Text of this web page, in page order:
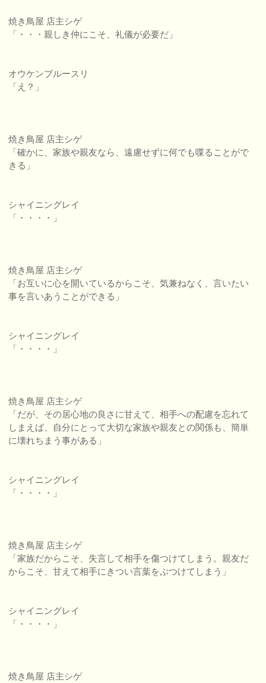
焼き鳥屋 店主シゲ
「・・・親しき仲にこそ、礼儀が必要だ」
オウケンブルースリ
「え？」
焼き鳥屋 店主シゲ
「確かに、家族や親友なら、遠慮せずに何でも喋ることがで
きる」
シャイニングレイ
「・・・・」
焼き鳥屋 店主シゲ
「お互いに心を開いているからこそ、気兼ねなく、言いたい
事を言いあうことができる」
シャイニングレイ
「・・・・」
焼き鳥屋 店主シゲ
「だが、その居心地の良さに甘えて、相手への配慮を忘れて
しまえば、自分にとって大切な家族や親友との関係も、簡単
に壊れちまう事がある」
シャイニングレイ
「・・・・」
焼き鳥屋 店主シゲ
「家族だからこそ、失言して相手を傷つけてしまう。親友だ
からこそ、甘えて相手にきつい言葉をぶつけてしまう」
シャイニングレイ
「・・・・」
焼き鳥屋 店主シゲ